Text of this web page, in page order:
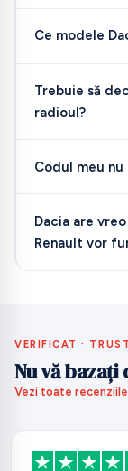
Ce modele
Trebuie să
radioul?
Codul meu
Dacia are
Renault vor
VERIFICAT ·
Nu vă bazați
Vezi toate